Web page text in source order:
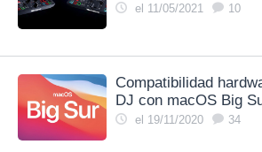
el 11/05/2021 10
Compatibilidad
DJ con macOS Big
el 19/11/2020 34